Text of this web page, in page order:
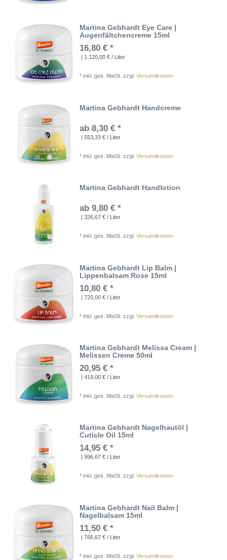
Martina Gebhardt Eye Care |
Augenfältchencreme 15ml
16,80 € *
| 1.120,00 € / Liter
*inkl. ges. MwSt. zzgl.Versandkosten
Martina Gebhardt Handcreme
ab 8,30 € *
| 553,33 € / Liter
*inkl. ges. MwSt. zzgl.Versandkosten
Martina Gebhardt Handlotion
ab 9,80 € *
| 326,67 € / Liter
*inkl. ges. MwSt. zzgl.Versandkosten
Martina Gebhardt Lip Balm |
Lippenbalsam Rose 15ml
10,80 € *
| 720,00 € / Liter
*inkl. ges. MwSt. zzgl.Versandkosten
Martina Gebhardt Melissa Cream |
Melissen Creme 50ml
20,95 € *
| 419,00 € / Liter
*inkl. ges. MwSt. zzgl.Versandkosten
Martina Gebhardt Nagelhautöl |
Cuticle Oil 15ml
14,95 € *
| 996,67 € / Liter
*inkl. ges. MwSt. zzgl.Versandkosten
Martina Gebhardt Nail Balm |
Nagelbalsam 15ml
11,50 € *
| 766,67 € / Liter
*inkl. ges. MwSt. zzgl.Versandkosten